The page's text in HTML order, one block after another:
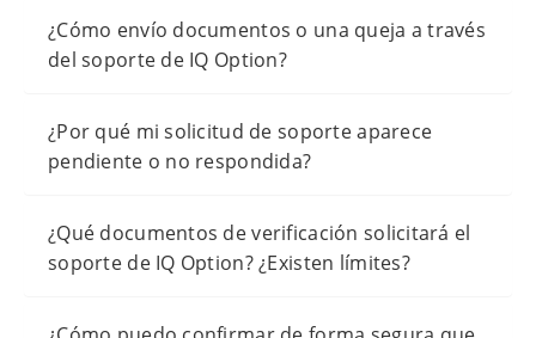
¿Cómo envío documentos o una queja a través
del soporte de IQ Option?
¿Por qué mi solicitud de soporte aparece
pendiente o no respondida?
¿Qué documentos de verificación solicitará el
soporte de IQ Option? ¿Existen límites?